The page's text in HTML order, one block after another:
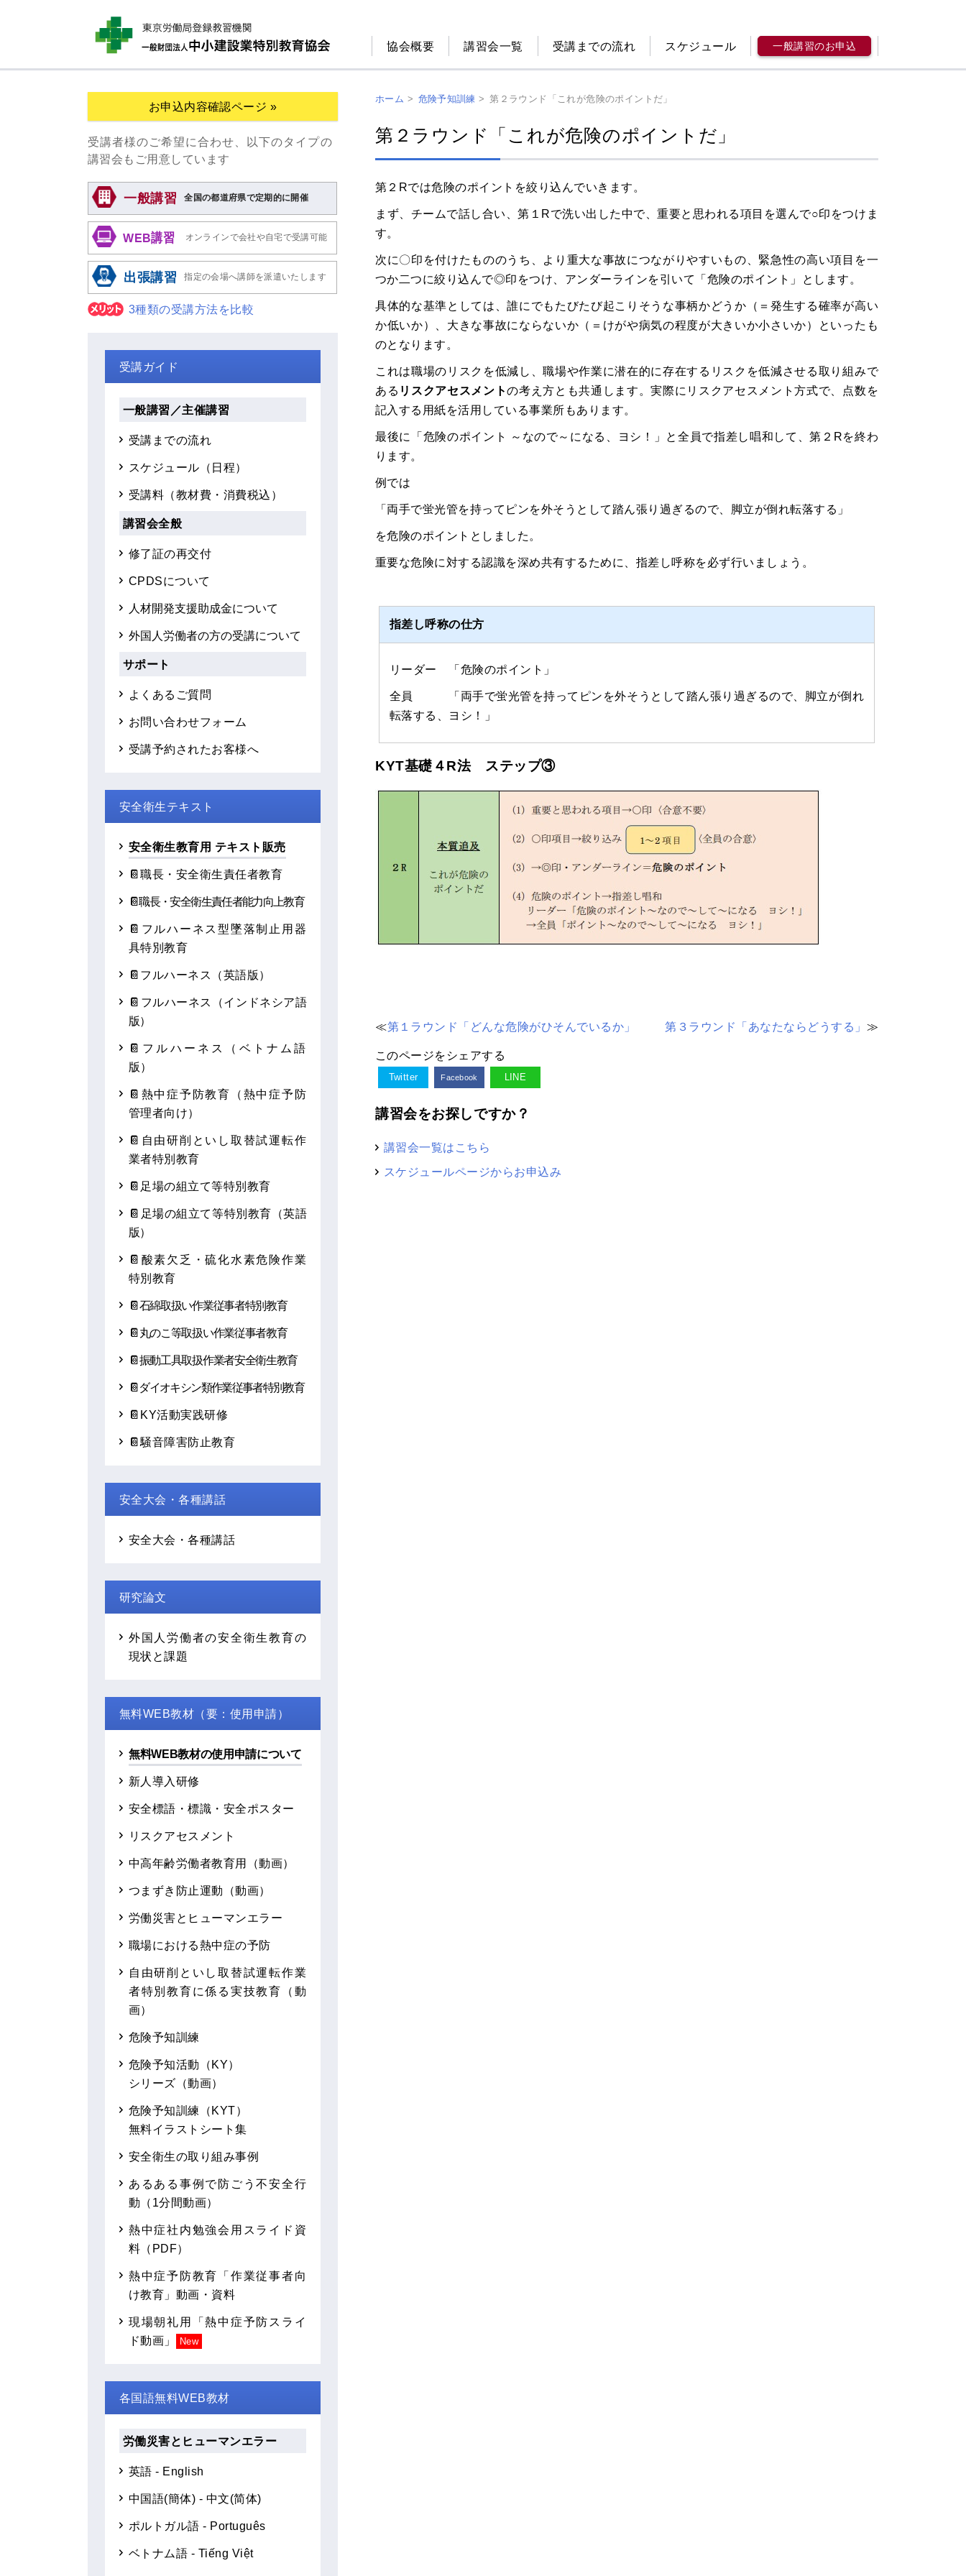
協会概要 講習会一覧 受講までの流れ スケジュール 一般講習のお申込
ホーム > 危険予知訓練 > 第２ラウンド「これが危険のポイントだ」
第２ラウンド「これが危険のポイントだ」
第２Rでは危険のポイントを絞り込んでいきます。
まず、チームで話し合い、第１Rで洗い出した中で、重要と思われる項目を選んで○印をつけま
す。
次に〇印を付けたもののうち、より重大な事故につながりやすいもの、緊急性の高い項目を一
つか二つに絞り込んで◎印をつけ、アンダーラインを引いて「危険のポイント」とします。
具体的な基準としては、誰にでもたびたび起こりそうな事柄かどうか（＝発生する確率が高い
か低いか）、大きな事故にならないか（＝けがや病気の程度が大きいか小さいか）といったも
のとなります。
これは職場のリスクを低減し、職場や作業に潜在的に存在するリスクを低減させる取り組みで
ある リスクアセスメントの考え方とも共通します。実際にリスクアセスメント方式で、点数を
記入する用紙を活用している事業所もあります。
最後に「危険のポイント ～なので～になる、ヨシ！」と全員で指差し唱和して、第２Rを終わ
ります。
例では
「両手で蛍光管を持ってピンを外そうとして踏ん張り過ぎるので、脚立が倒れ転落する」
を危険のポイントとしました。
重要な危険に対する認識を深め共有するために、指差し呼称を必ず行いましょう。
指差し呼称の仕方
リーダー 「危険のポイント」
全員 「両手で蛍光管を持ってピンを外そうとして踏ん張り過ぎるので、脚立が倒れ
転落する、ヨシ！」
KYT基礎４R法 ステップ③
≪第１ラウンド「どんな危険がひそんでいるか」 第３ラウンド「あなたならどうする」 ≫
このページをシェアする
Twitter Facebook LINE
講習会をお探しですか？
講習会一覧はこちら
スケジュールページからお申込み
お申込内容確認ページ »
受講者様のご希望に合わせ、以下のタイプの
講習会もご用意しています
一般講習 全国の都道府県で定期的に開催
WEB講習 オンラインで会社や自宅で受講可能
出張講習 指定の会場へ講師を派遣いたします
3種類の受講方法を比較
受講ガイド
一般講習／主催講習
受講までの流れ
スケジュール（日程）
受講料（教材費・消費税込）
講習会全般
修了証の再交付
CPDSについて
人材開発支援助成金について
外国人労働者の方の受講について
サポート
よくあるご質問
お問い合わせフォーム
受講予約されたお客様へ
安全衛生テキスト
安全衛生教育用 テキスト販売
📔職長・安全衛生責任者教育
📔職長・安全衛生責任者能力向上教育
📔フルハーネス型墜落制止用器
具特別教育
📔フルハーネス（英語版）
📔フルハーネス（インドネシア語
版）
📔フルハーネス（ベトナム語
版）
📔熱中症予防教育（熱中症予防
管理者向け）
📔自由研削といし取替試運転作
業者特別教育
📔足場の組立て等特別教育
📔足場の組立て等特別教育（英語
版）
📔酸素欠乏・硫化水素危険作業
特別教育
📔石綿取扱い作業従事者特別教育
📔丸のこ等取扱い作業従事者教育
📔振動工具取扱作業者安全衛生教育
📔ダイオキシン類作業従事者特別教育
📔KY活動実践研修
📔騒音障害防止教育
安全大会・各種講話
安全大会・各種講話
研究論文
外国人労働者の安全衛生教育の
現状と課題
無料WEB教材（要：使用申請）
無料WEB教材の使用申請について
新人導入研修
安全標語・標識・安全ポスター
リスクアセスメント
中高年齢労働者教育用（動画）
つまずき防止運動（動画）
労働災害とヒューマンエラー
職場における熱中症の予防
自由研削といし取替試運転作業
者特別教育に係る実技教育（動
画）
危険予知訓練
危険予知活動（KY）
シリーズ（動画）
危険予知訓練（KYT）
無料イラストシート集
安全衛生の取り組み事例
あるある事例で防ごう不安全行
動（1分間動画）
熱中症社内勉強会用スライド資
料（PDF）
熱中症予防教育「作業従事者向
け教育」動画・資料
現場朝礼用「熱中症予防スライ
ド動画」
New
各国語無料WEB教材
労働災害とヒューマンエラー
英語 - English
中国語(簡体) - 中文(简体)
ポルトガル語 - Português
ベトナム語 - Tiếng Việt